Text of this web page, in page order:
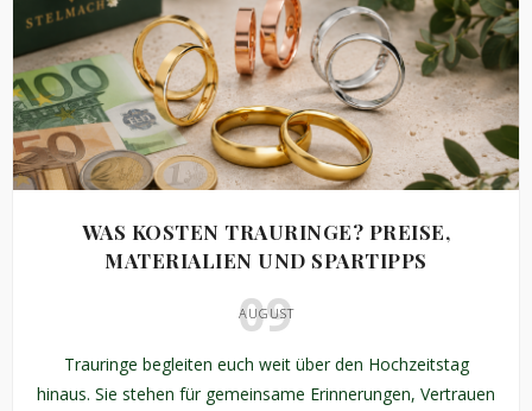
WAS KOSTEN TRAURINGE? PREISE,
MATERIALIEN UND SPARTIPPS
09
AUGUST
Trauringe begleiten euch weit über den Hochzeitstag
hinaus. Sie stehen für gemeinsame Erinnerungen, Vertrauen